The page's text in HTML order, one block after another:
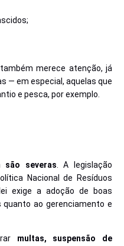
merece atenção, já
— em especial, aquelas que
e pesca, por exemplo.
são severas . A legislação
Nacional de Resíduos
exige a adoção de boas
ao gerenciamento e
multas, suspensão de